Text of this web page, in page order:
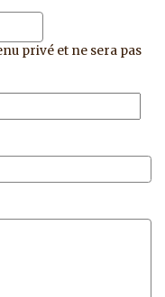
privé et ne sera pas